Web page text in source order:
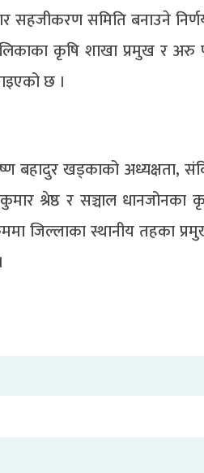
सहजीकरण समिति बनाउने
कृषि शाखा प्रमुख र
छ ।
बहादुर खड्काको अध्यक्षता,
श्रेष्ठ र सञ्चाल
जिल्लाका स्थानीय तहका